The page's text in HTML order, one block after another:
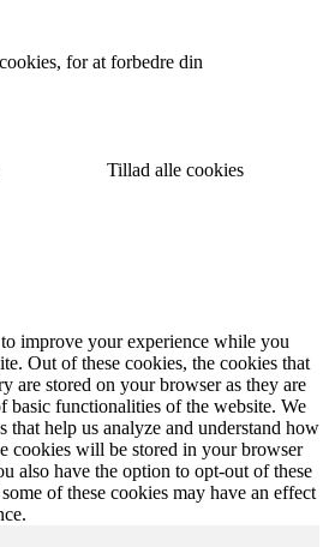
for at forbedre din
Tillad alle cookies
improve your experience while you
Out of these cookies, the cookies that
are stored on your browser as they are
basic functionalities of the website. We
that help us analyze and understand how
cookies will be stored in your browser
also have the option to opt-out of these
of these cookies may have an effect